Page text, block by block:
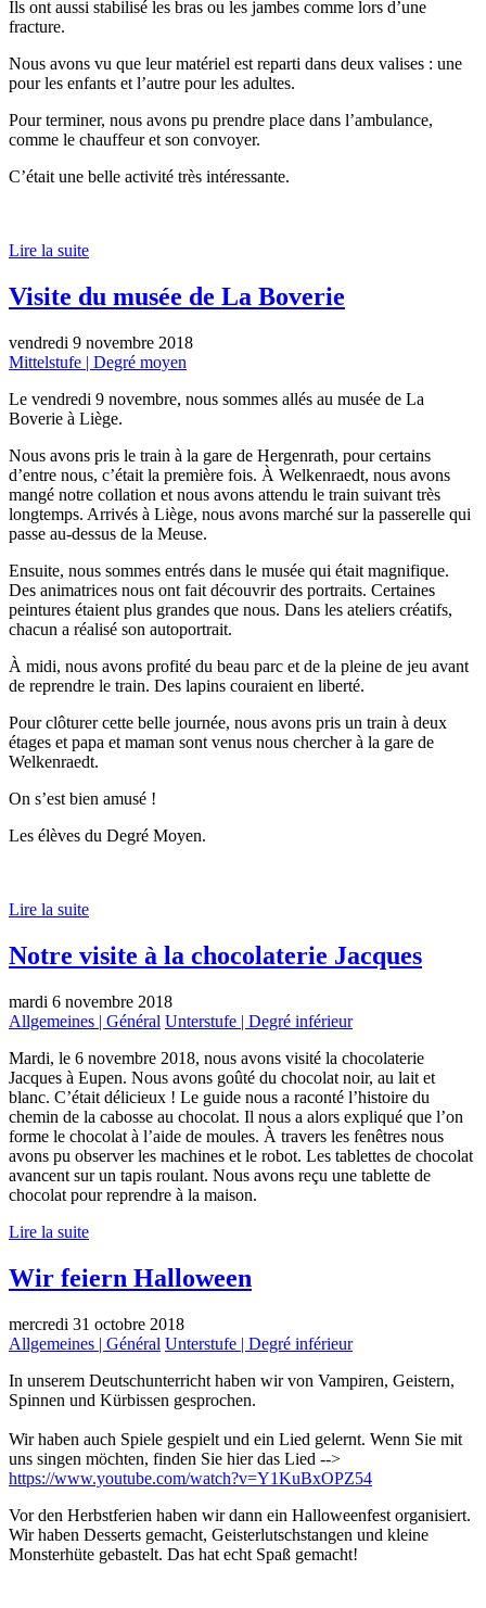
Ils ont aussi stabilisé les bras ou les jambes comme lors d’une
fracture.
Nous avons vu que leur matériel est reparti dans deux valises : une
pour les enfants et l’autre pour les adultes.
Pour terminer, nous avons pu prendre place dans l’ambulance,
comme le chauffeur et son convoyer.
C’était une belle activité très intéressante.
Lire la suite
Visite du musée de La Boverie
vendredi 9 novembre 2018
Mittelstufe | Degré moyen
Le vendredi 9 novembre, nous sommes allés au musée de La
Boverie à Liège.
Nous avons pris le train à la gare de Hergenrath, pour certains
d’entre nous, c’était la première fois. À Welkenraedt, nous avons
mangé notre collation et nous avons attendu le train suivant très
longtemps. Arrivés à Liège, nous avons marché sur la passerelle qui
passe au-dessus de la Meuse.
Ensuite, nous sommes entrés dans le musée qui était magnifique.
Des animatrices nous ont fait découvrir des portraits. Certaines
peintures étaient plus grandes que nous. Dans les ateliers créatifs,
chacun a réalisé son autoportrait.
À midi, nous avons profité du beau parc et de la pleine de jeu avant
de reprendre le train. Des lapins couraient en liberté.
Pour clôturer cette belle journée, nous avons pris un train à deux
étages et papa et maman sont venus nous chercher à la gare de
Welkenraedt.
On s’est bien amusé !
Les élèves du Degré Moyen.
Lire la suite
Notre visite à la chocolaterie Jacques
mardi 6 novembre 2018
Allgemeines | Général Unterstufe | Degré inférieur
Mardi, le 6 novembre 2018, nous avons visité la chocolaterie
Jacques à Eupen. Nous avons goûté du chocolat noir, au lait et
blanc. C’était délicieux ! Le guide nous a raconté l’histoire du
chemin de la cabosse au chocolat. Il nous a alors expliqué que l’on
forme le chocolat à l’aide de moules. À travers les fenêtres nous
avons pu observer les machines et le robot. Les tablettes de chocolat
avancent sur un tapis roulant. Nous avons reçu une tablette de
chocolat pour reprendre à la maison.
Lire la suite
Wir feiern Halloween
mercredi 31 octobre 2018
Allgemeines | Général Unterstufe | Degré inférieur
In unserem Deutschunterricht haben wir von Vampiren, Geistern,
Spinnen und Kürbissen gesprochen.
Wir haben auch Spiele gespielt und ein Lied gelernt. Wenn Sie mit
uns singen möchten, finden Sie hier das Lied -->
https://www.youtube.com/watch?v=Y1KuBxOPZ54
Vor den Herbstferien haben wir dann ein Halloweenfest organisiert.
Wir haben Desserts gemacht, Geisterlutschstangen und kleine
Monsterhüte gebastelt. Das hat echt Spaß gemacht!